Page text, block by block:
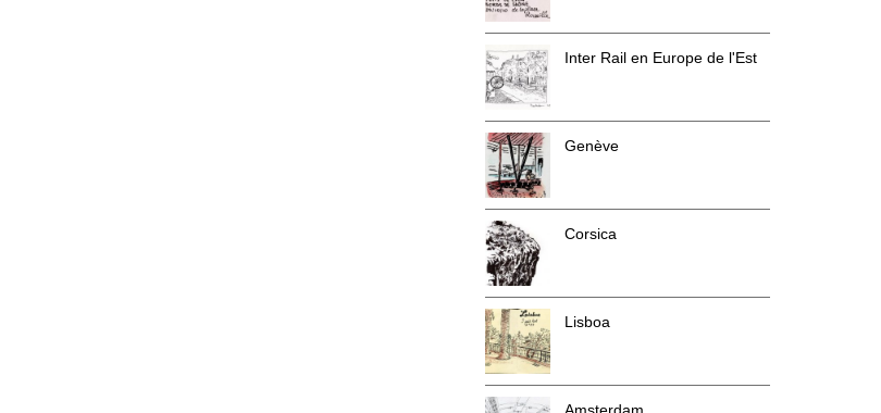
Inter Rail en Europe de l'Est
Genève
Corsica
Lisboa